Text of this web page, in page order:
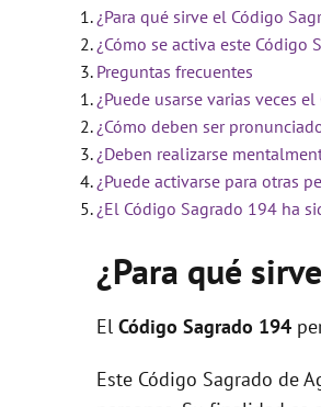
¿Para qué sirve el Código
¿Cómo se activa este Código
Preguntas frecuentes
¿Puede usarse varias veces
¿Cómo deben ser
¿Deben realizarse
¿Puede activarse para otras
¿El Código Sagrado 194 ha
¿Para qué
El Código Sagrado 194
Este Código Sagrado de